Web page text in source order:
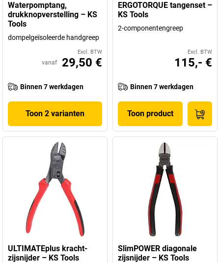
Waterpomptang,
drukknopverstelling – KS
Tools
dompelgeïsoleerde handgreep
Excl. BTW
vanaf 29,50 €
Binnen 7 werkdagen
Toon 2 varianten
ERGOTORQUE tangenset –
KS Tools
2-componentengreep
Excl. BTW
115,- €
Binnen 7 werkdagen
Toon product
ULTIMATEplus kracht-
zijsnijder – KS Tools
SlimPOWER diagonale
zijsnijder – KS Tools